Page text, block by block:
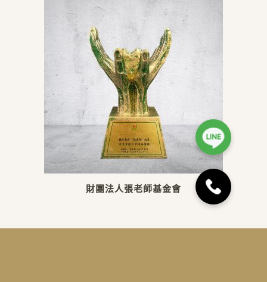
財團法人張老師基金會